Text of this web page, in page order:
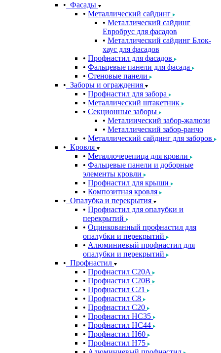
Фасады
Металлический сайдинг
Металлический сайдинг
Евробрус для фасадов
Металлический сайдинг Блок-
хаус для фасадов
Профнастил для фасадов
Фальцевые панели для фасада
Стеновые панели
Заборы и ограждения
Профнастил для забора
Металлический штакетник
Секционные заборы
Металиический забор-жалюзи
Металлический забор-ранчо
Металлический сайдинг для заборов
Кровля
Металлочерепица для кровли
Фальцевые панели и доборные
элементы кровли
Профнастил для крыши
Композитная кровля
Опалубка и перекрытия
Профнастил для опалубки и
перекрытий
Оцинкованный профнастил для
опалубки и перекрытий
Алюминиевый профнастил для
опалубки и перекрытий
Профнастил
Профнастил С20A
Профнастил С20B
Профнастил С21
Профнастил С8
Профнастил С20
Профнастил НС35
Профнастил НС44
Профнастил Н60
Профнастил Н75